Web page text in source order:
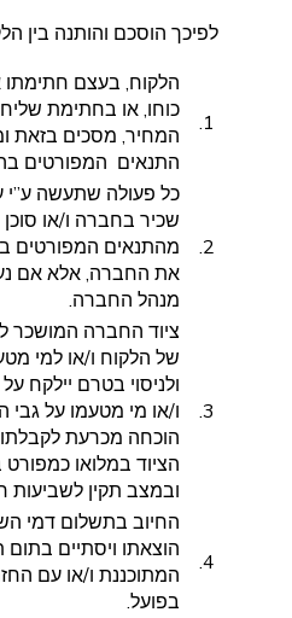
לפיכך הוסכם והותנה בין
1.
הלקוח, בעצם חתימתו
כוחו, או בחתימת
המחיר, מסכים בזאת
התנאים המפורטים
2.
כל פעולה שתעשה ע”י
שכיר בחברה ו/או
מהתנאים המפורטים
את החברה, אלא אם
מנהל החברה.
3.
ציוד החברה המושכר
של הלקוח ו/או למי
ולניסוי בטרם יילקח
ו/או מי מטעמו על גבי
הוכחה מכרעת
הציוד במלואו
ובמצב תקין לשביעות
4.
החיוב בתשלום דמי
הוצאתו ויסתיים
המתוכננת ו/או עם
בפועל.